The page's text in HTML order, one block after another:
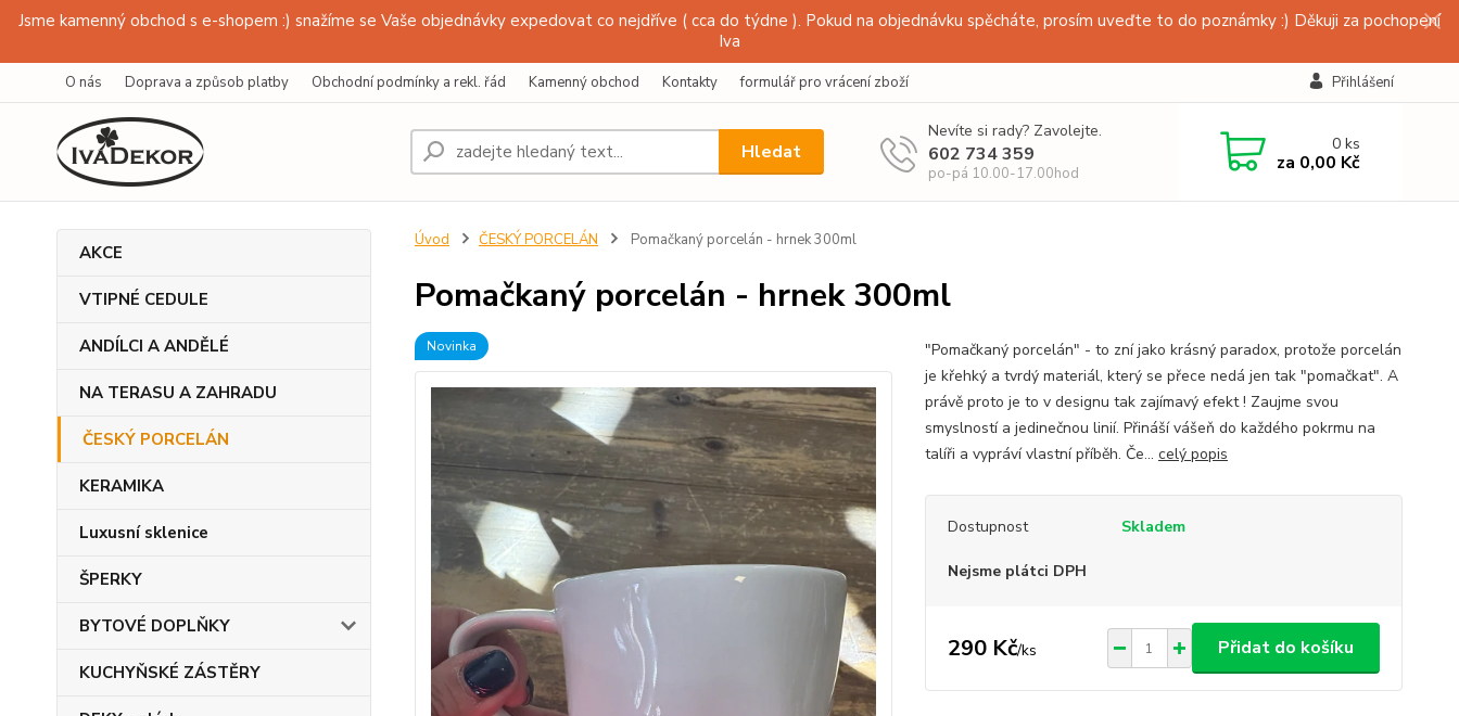
Jsme kamenný obchod s e-shopem :) snažíme se Vaše objednávky expedovat co nejdříve ( cca do týdne ). Pokud na objednávku spěcháte, prosím uveďte to do poznámky :) Děkuji za pochopení
Iva
O nás Doprava a způsob platby Obchodní podmínky a rekl. řád Kamenný obchod Kontakty formulář pro vrácení zboží Přihlášení
Hledat
Nevíte si rady? Zavolejte.
602 734 359
po-pá 10.00-17.00hod
0ks
za 0,00 Kč
AKCE
VTIPNÉ CEDULE
ANDÍLCI A ANDĚLÉ
NA TERASU A ZAHRADU
ČESKÝ PORCELÁN
KERAMIKA
Luxusní sklenice
ŠPERKY
BYTOVÉ DOPLŇKY
KUCHYŇSKÉ ZÁSTĚRY
Úvod ČESKÝ PORCELÁN Pomačkaný porcelán - hrnek 300ml
Pomačkaný porcelán - hrnek 300ml
Novinka
"Pomačkaný porcelán" - to zní jako krásný paradox, protože porcelán
je křehký a tvrdý materiál, který se přece nedá jen tak "pomačkat". A
právě proto je to v designu tak zajímavý efekt ! Zaujme svou
smyslností a jedinečnou linií. Přináší vášeň do každého pokrmu na
talíři a vypráví vlastní příběh. Če... celý popis
Dostupnost Skladem
Nejsme plátci DPH
290 Kč/ks Přidat do košíku